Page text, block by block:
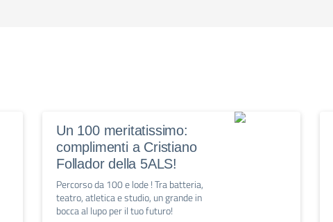
Un 100 meritatissimo:
complimenti a Cristiano
Follador della 5ALS!
Percorso da 100 e lode ! Tra batteria,
teatro, atletica e studio, un grande in
bocca al lupo per il tuo futuro!